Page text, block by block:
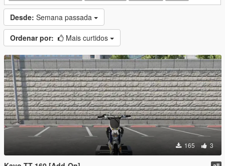
Desde: Semana passada
Ordenar por: Mais curtidos
165 3